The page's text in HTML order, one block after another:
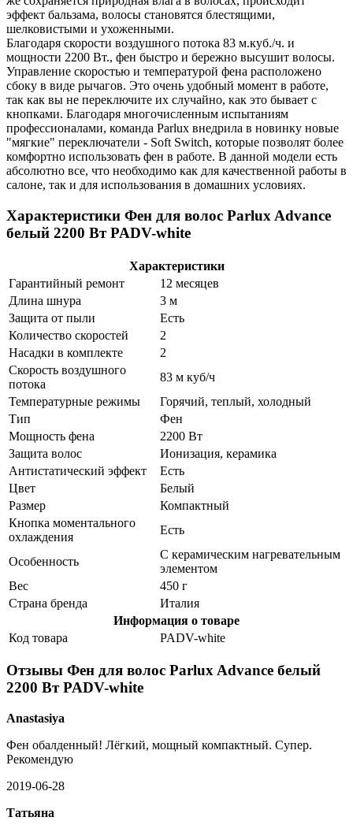
эффект бальзама, волосы становятся блестящими,
шелковистыми и ухоженными.
Благодаря скорости воздушного потока 83 м.куб./ч. и
мощности 2200 Вт., фен быстро и бережно высушит волосы.
Управление скоростью и температурой фена расположено
сбоку в виде рычагов. Это очень удобный момент в работе,
так как вы не переключите их случайно, как это бывает с
кнопками. Благодаря многочисленным испытаниям
профессионалами, команда Parlux внедрила в новинку новые
"мягкие" переключатели - Soft Switch, которые позволят более
комфортно использовать фен в работе. В данной модели есть
абсолютно все, что необходимо как для качественной работы в
салоне, так и для использования в домашних условиях.
Характеристики Фен для волос Parlux Advance
белый 2200 Вт PADV-white
Характеристики
Гарантийный ремонт
12 месяцев
Длина шнура
3 м
Защита от пыли
Есть
Количество скоростей
2
Насадки в комплекте
2
Скорость воздушного
потока
83 м куб/ч
Температурные режимы
Горячий, теплый, холодный
Тип
Фен
Мощность фена
2200 Вт
Защита волос
Ионизация, керамика
Антистатический эффект
Есть
Цвет
Белый
Размер
Компактный
Кнопка моментального
охлаждения
Есть
Особенность
С керамическим нагревательным
элементом
Вес
450 г
Страна бренда
Италия
Информация о товаре
Код товара
PADV-white
Отзывы Фен для волос Parlux Advance белый
2200 Вт PADV-white
Anastasiya
Фен обалденный! Лёгкий, мощный компактный. Супер.
Рекомендую
2019-06-28
Татьяна